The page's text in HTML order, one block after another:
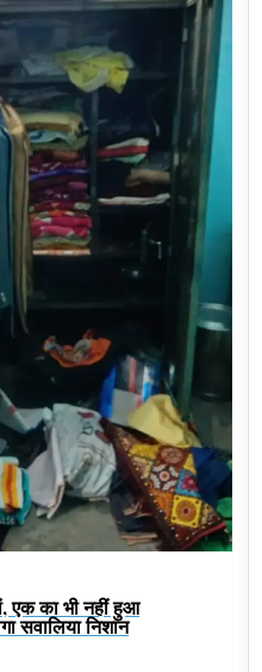
एक का भी नहीं हुआ
सवालिया निशान